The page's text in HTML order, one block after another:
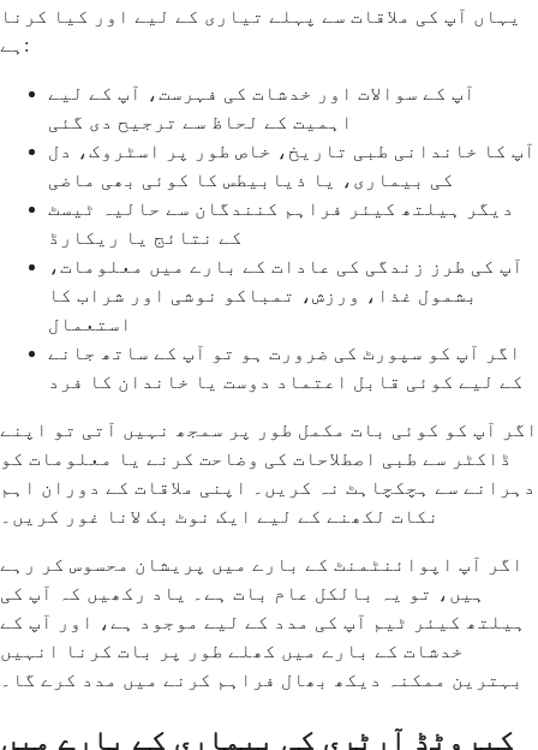
یہاں آپ کی ملاقات سے پہلے تیاری کے لیے اور کیا کرنا
ہے:
آپ کے سوالات اور خدشات کی فہرست، آپ کے لیے
اہمیت کے لحاظ سے ترجیح دی گئی
آپ کا خاندانی طبی تاریخ، خاص طور پر اسٹروک، دل
کی بیماری، یا ذیابیطس کا کوئی بھی ماضی
دیگر ہیلتھ کیئر فراہم کنندگان سے حالیہ ٹیسٹ
کے نتائج یا ریکارڈ
آپ کی طرز زندگی کی عادات کے بارے میں معلومات،
بشمول غذا، ورزش، تمباکو نوشی اور شراب کا
استعمال
اگر آپ کو سپورٹ کی ضرورت ہو تو آپ کے ساتھ جانے
کے لیے کوئی قابل اعتماد دوست یا خاندان کا فرد
اگر آپ کو کوئی بات مکمل طور پر سمجھ نہیں آتی تو اپنے
ڈاکٹر سے طبی اصطلاحات کی وضاحت کرنے یا معلومات کو
دہرانے سے ہچکچاہٹ نہ کریں۔ اپنی ملاقات کے دوران اہم
نکات لکھنے کے لیے ایک نوٹ بک لانا غور کریں۔
اگر آپ اپوائنٹمنٹ کے بارے میں پریشان محسوس کر رہے
ہیں، تو یہ بالکل عام بات ہے۔ یاد رکھیں کہ آپ کی
ہیلتھ کیئر ٹیم آپ کی مدد کے لیے موجود ہے، اور آپ کے
خدشات کے بارے میں کھلے طور پر بات کرنا انہیں
بہترین ممکنہ دیکھ بھال فراہم کرنے میں مدد کرے گا۔
کیروٹڈ آرٹری کی بیماری کے بارے میں